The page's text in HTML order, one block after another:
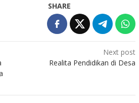
SHARE
Next post
Realita Pendidikan di Desa